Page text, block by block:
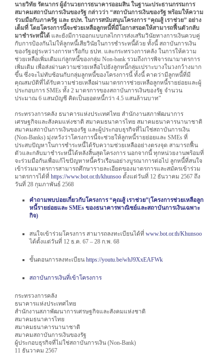
นายวิทัย รัตนากร ผู้อำนวยการธนาคารออมสิน ในฐานะประธานกรรมการ
สมาคมสถาบันการเงินของรัฐ กล่าวว่า “สถาบันการเงินของรัฐ พร้อมให้ความ
ร่วมมือกับภาครัฐ และ ธปท. ในการสนับสนุนโครงการ “คุณสู้ เราช่วย” อย่าง
เต็มที่ โดยโครงการนี้จะช่วยเหลือลูกหนี้ที่มีโอกาสรอดให้สามารถฟื้นตัวกลับ
มาชำระหนี้ได้ และยังมีการออกแบบกลไกการส่งเสริมวินัยทางการเงินควบคู่
กับการป้องกันไม่ให้ลูกหนี้เสียวินัยในการชำระหนี้ด้วย ทั้งนี้ สถาบันการเงิน
ของรัฐอยู่ระหว่างการหารือกับ ธปท. และกระทรวงการคลัง ในการให้ความ
ช่วยเหลือเพิ่มเติมแก่ลูกหนี้ของกลุ่ม Non-bank รวมถึงการพิจารณามาตรการ
เพิ่มเติม เพื่อส่งผ่านความช่วยเหลือไปยังลูกหนี้กลุ่มเปราะบางในวงกว้างมาก
ขึ้น ซึ่งจะไม่ทับซ้อนกับกลุ่มลูกหนี้ของโครงการนี้ ทั้งนี้ คาดว่ามีลูกหนี้ที่มี
คุณสมบัติที่ได้รับความช่วยเหลือผ่านมาตรการช่วยเหลือลูกหนี้รายย่อยและผู้
ประกอบการ SMEs ทั้ง 2 มาตรการของสถาบันการเงินของรัฐ จำนวน
ประมาณ 6 แสนบัญชี คิดเป็นยอดหนี้กว่า 4.5 แสนล้านบาท”
กระทรวงการคลัง ธนาคารแห่งประเทศไทย สำนักงานสภาพัฒนาการ
เศรษฐกิจและสังคมแห่งชาติ สมาคมธนาคารไทย สมาคมธนาคารนานาชาติ
สมาคมสถาบันการเงินของรัฐ และผู้ประกอบธุรกิจที่ไม่ใช่สถาบันการเงิน
(Non-Banks) มุ่งหวังว่าโครงการนี้จะช่วยให้ลูกหนี้รายย่อยและ SMEs ที่
ประสบปัญหาในการชำระหนี้ได้รับความช่วยเหลืออย่างตรงจุด สามารถฟื้น
ตัวและกลับมาชำระหนี้ได้หลังสิ้นสุดโครงการ นอกจากนี้ ทุกหน่วยงานพร้อมที่
จะร่วมมือกันเพื่อแก้ไขปัญหาหนี้ครัวเรือนอย่างบูรณาการต่อไป ลูกหนี้ที่สนใจ
เข้าร่วมมาตรการสามารถศึกษารายละเอียดของมาตรการและสมัครเข้าร่วม
มาตรการได้ที่ https://www.bot.or.th/khunsoo ตั้งแต่วันที่ 12 ธันวาคม 2567 ถึง
วันที่ 28 กุมภาพันธ์ 2568
คำถามพบบ่อยเกี่ยวกับโครงการ “คุณสู้ เราช่วย”(โครงการช่วยเหลือลูก
หนี้รายย่อยและ SMEs ของธนาคารพาณิชย์และสถาบันการเงินเฉพาะ
กิจ)
สนใจเข้าร่วมโครงการ สามารถลงทะเบียนได้ที่ www.bot.or.th/Khunsoo
ได้ตั้งแต่วันที่ 12 ธ.ค. 67 – 28 ก.พ. 68
ขั้นตอนการลงทะเบียน https://youtu.be/whJ9XxEAFWk
สถาบันการเงินที่เข้าโครงการ
กระทรวงการคลัง
ธนาคารแห่งประเทศไทย
สำนักงานสภาพัฒนาการเศรษฐกิจและสังคมแห่งชาติ
สมาคมธนาคารไทย
สมาคมธนาคารนานาชาติ
สมาคมสถาบันการเงินของรัฐ
ผู้ประกอบธุรกิจที่ไม่ใช่สถาบันการเงิน (Non-Bank)
11 ธันวาคม 2567